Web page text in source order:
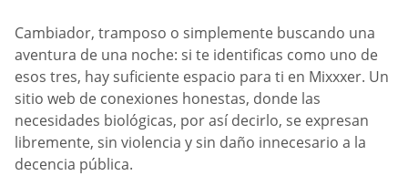
Cambiador, tramposo o simplemente buscando una
aventura de una noche: si te identificas como uno de
esos tres, hay suficiente espacio para ti en Mixxxer. Un
sitio web de conexiones honestas, donde las
necesidades biológicas, por así decirlo, se expresan
libremente, sin violencia y sin daño innecesario a la
decencia pública.